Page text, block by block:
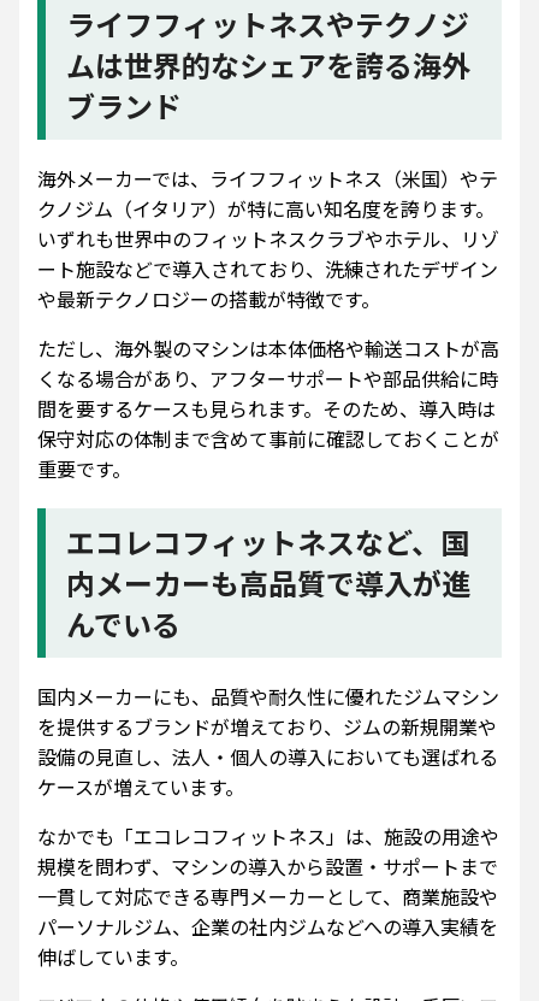
ライフフィットネスやテクノジ
ムは世界的なシェアを誇る海外
ブランド
海外メーカーでは、ライフフィットネス（米国）やテ
クノジム（イタリア）が特に高い知名度を誇ります。
いずれも世界中のフィットネスクラブやホテル、リゾ
ート施設などで導入されており、洗練されたデザイン
や最新テクノロジーの搭載が特徴です。
ただし、海外製のマシンは本体価格や輸送コストが高
くなる場合があり、アフターサポートや部品供給に時
間を要するケースも見られます。そのため、導入時は
保守対応の体制まで含めて事前に確認しておくことが
重要です。
エコレコフィットネスなど、国
内メーカーも高品質で導入が進
んでいる
国内メーカーにも、品質や耐久性に優れたジムマシン
を提供するブランドが増えており、ジムの新規開業や
設備の見直し、法人・個人の導入においても選ばれる
ケースが増えています。
なかでも「エコレコフィットネス」は、施設の用途や
規模を問わず、マシンの導入から設置・サポートまで
一貫して対応できる専門メーカーとして、商業施設や
パーソナルジム、企業の社内ジムなどへの導入実績を
伸ばしています。